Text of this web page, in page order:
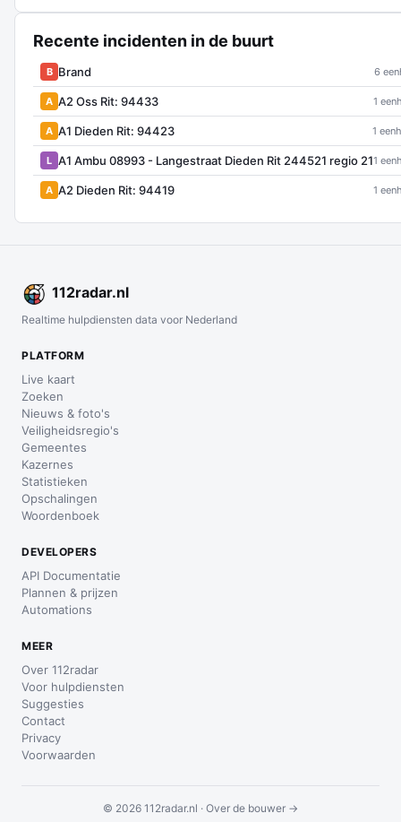
Recente incidenten in de buurt
B Brand 6
A A2 Oss Rit: 94433 1
A A1 Dieden Rit: 94423 1
L A1 Ambu 08993 - Langestraat Dieden Rit 244521 regio 211
A A2 Dieden Rit: 94419 1
112radar.nl
Realtime hulpdiensten data voor Nederland
PLATFORM
Live kaart
Zoeken
Nieuws & foto's
Veiligheidsregio's
Gemeentes
Kazernes
Statistieken
Opschalingen
Woordenboek
DEVELOPERS
API Documentatie
Plannen & prijzen
Automations
MEER
Over 112radar
Voor hulpdiensten
Suggesties
Contact
Privacy
Voorwaarden
© 2026 112radar.nl · Over de bouwer →